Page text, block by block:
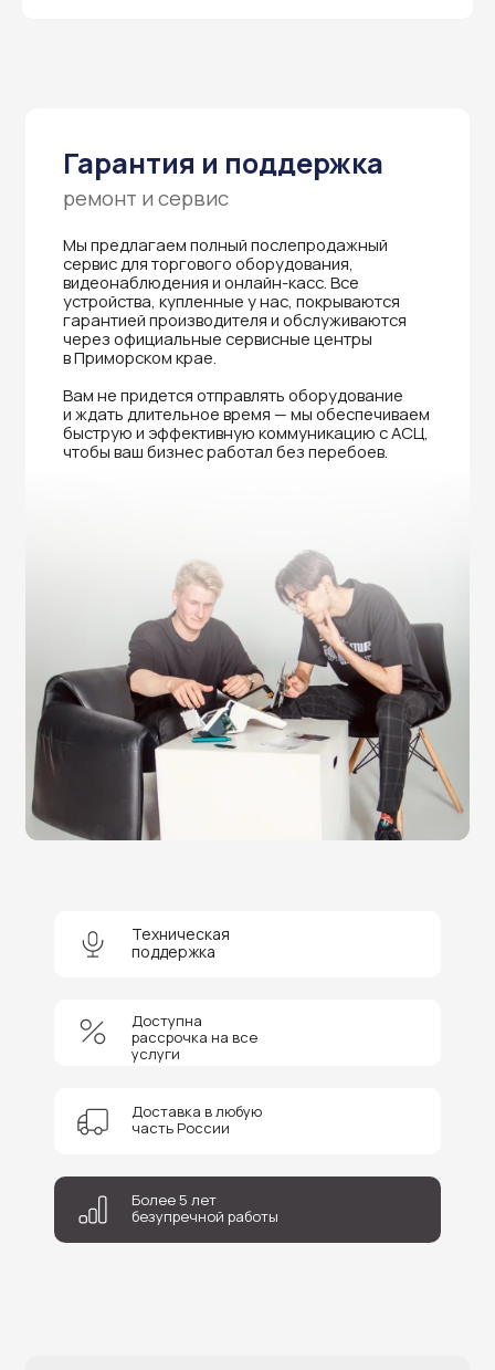
Техническая
поддержка
Доставка в любую
часть России
Доступна
рассрочка на все
услуги
Более 5 лет
безупречной работы
Нужна помощь в выборе?
Оставьте заявку на бесплатную
консультацию и получите
скидку 5%
Отправить